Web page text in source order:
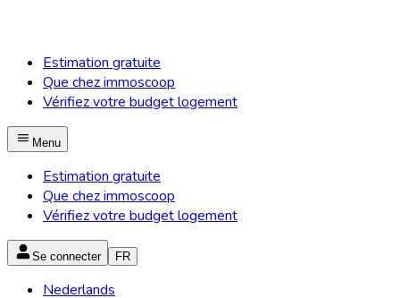
Estimation gratuite
Que chez immoscoop
Vérifiez votre budget logement
Menu
Estimation gratuite
Que chez immoscoop
Vérifiez votre budget logement
Se connecter FR
Nederlands